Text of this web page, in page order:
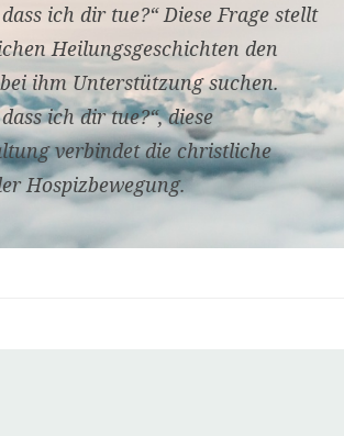
ich dir tue?“ Diese Frage stellt
Heilungsgeschichten den
ihm Unterstützung suchen.
ich dir tue?“, diese
verbindet die christliche
Hospizbewegung.